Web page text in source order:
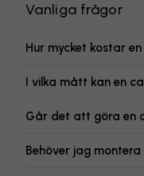
Vanliga frågor
Hur mycket kostar
I vilka mått kan en
Går det att göra en
Behöver jag